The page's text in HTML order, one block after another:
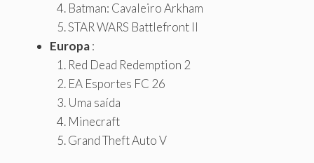
Batman: Cavaleiro Arkham
STAR WARS Battlefront II
Europa:
Red Dead Redemption 2
EA Esportes FC 26
Uma saída
Minecraft
Grand Theft Auto V